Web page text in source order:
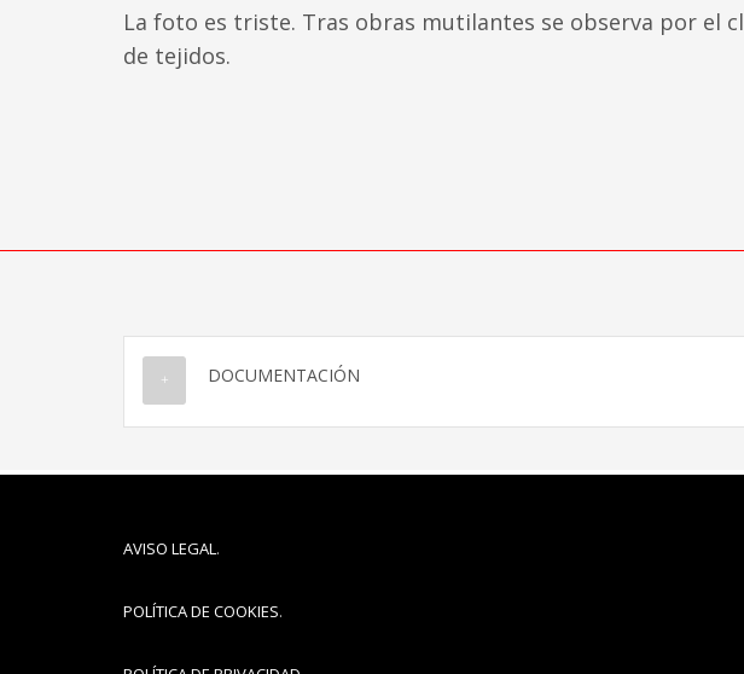
La foto es triste. Tras obras mutilantes se observa por el
de tejidos.
DOCUMENTACIÓN
AVISO LEGAL.
POLÍTICA DE COOKIES.